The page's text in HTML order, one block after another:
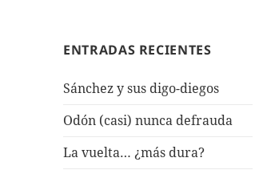
ENTRADAS RECIENTES
Sánchez y sus digo-diegos
Odón (casi) nunca defrauda
La vuelta… ¿más dura?